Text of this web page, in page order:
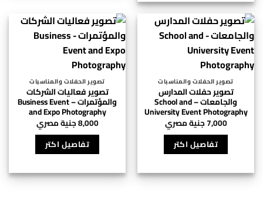
تصوير الحفلات والمناسبات
تصوير حفلات المدارس
والجامعات – School and
University Event Photography
7,000جنية مصري
تفاصيل اكتر
تصوير الحفلات والمناسبات
تصوير فعاليات الشركات
والمؤتمرات – Business Event
and Expo Photography
8,000جنية مصري
تفاصيل اكتر